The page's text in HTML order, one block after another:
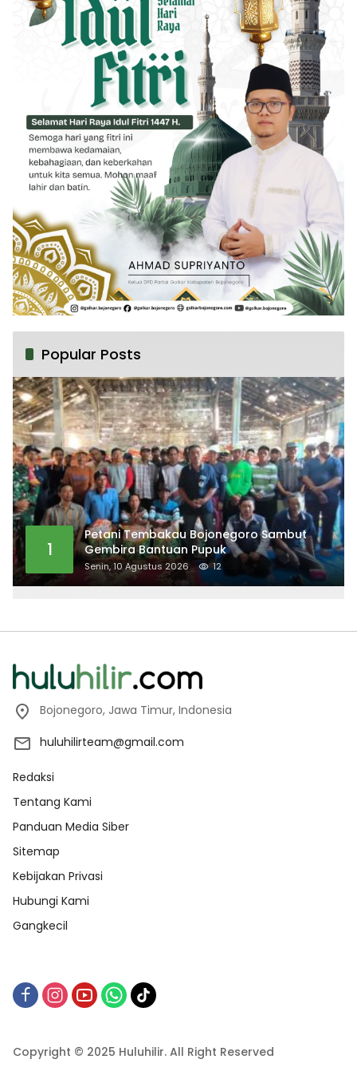
Popular Posts
1
Petani Tembakau Bojonegoro Sambut
Gembira Bantuan Pupuk
Senin, 10 Agustus 2026 12
Bojonegoro, Jawa Timur, Indonesia
huluhilirteam@gmail.com
Redaksi
Tentang Kami
Panduan Media Siber
Sitemap
Kebijakan Privasi
Hubungi Kami
Gangkecil
Copyright © 2025 Huluhilir. All Right Reserved